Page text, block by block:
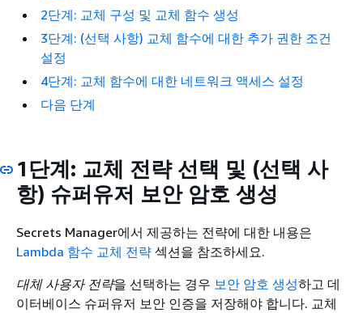
2단계: 교체 구성 및 교체 함수 생성
3단계: (선택 사항) 교체 함수에 대한 추가 권한 조건
설정
4단계: 교체 함수에 대한 네트워크 액세스 설정
다음 단계
1단계: 교체 전략 선택 및 (선택 사
항) 슈퍼유저 보안 암호 생성
Secrets Manager에서 제공하는 전략에 대한 내용은
Lambda 함수 교체 전략 섹션을 참조하세요.
대체 사용자 전략을 선택하는 경우 보안 암호 생성하고 데
이터베이스 슈퍼유저 보안 인증을 저장해야 합니다. 교체